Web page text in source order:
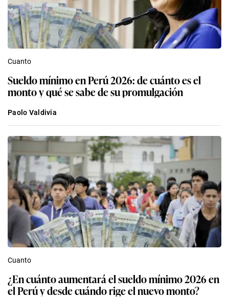
Cuanto
Sueldo mínimo en Perú 2026: de cuánto es el
monto y qué se sabe de su promulgación
Paolo Valdivia
Cuanto
¿En cuánto aumentará el sueldo mínimo 2026 en
el Perú y desde cuándo rige el nuevo monto?